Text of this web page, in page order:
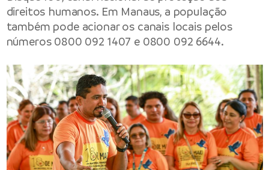
direitos humanos. Em Manaus, a população
também pode acionar os canais locais pelos
números 0800 092 1407 e 0800 092 6644.